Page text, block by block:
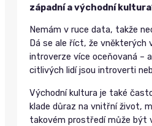
západní a východní
Nemám v ruce data, takže
Dá se ale říct, že vněkterých
introverze více oceňovaná –
citlivých lidí jsou introverti
Východní kultura je také
klade důraz na vnitřní život,
takovém prostředí může být